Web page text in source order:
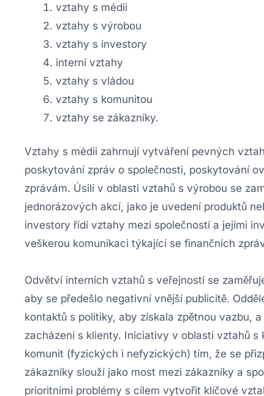
vztahy s médii
vztahy s výrobou
vztahy s investory
interní vztahy
vztahy s vládou
vztahy s komunitou
vztahy se zákazníky.
Vztahy s médii zahrnují vytváření pevných
poskytování zpráv o společnosti, poskytování
zprávám. Úsilí v oblasti vztahů s výrobou se
jednorázových akcí, jako je uvedení produktů
investory řídí vztahy mezi společností a jejími
veškerou komunikaci týkající se finančních
Odvětví interních vztahů s veřejností se
aby se předešlo negativní vnější publicitě.
kontaktů s politiky, aby získala zpětnou vazbu,
zacházení s klienty. Iniciativy v oblasti vztahů
komunit (fyzických i nefyzických) tím, že se
zákazníky slouží jako most mezi zákazníky a
prioritními problémy s cílem vytvořit klíčové